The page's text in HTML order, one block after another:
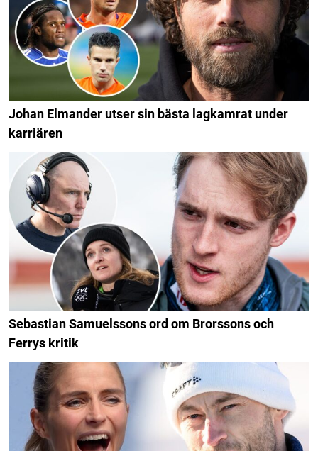
Johan Elmander utser sin bästa lagkamrat under
karriären
Sebastian Samuelssons ord om Brorssons och
Ferrys kritik